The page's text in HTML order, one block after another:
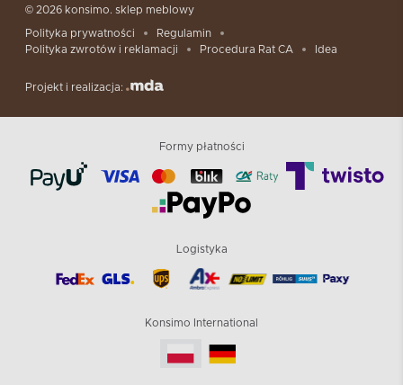
© 2026 konsimo. sklep meblowy
Polityka prywatności
Regulamin
Polityka zwrotów i reklamacji
Procedura Rat CA Idea
Projekt i realizacja:
Formy płatności
Logistyka
Konsimo International